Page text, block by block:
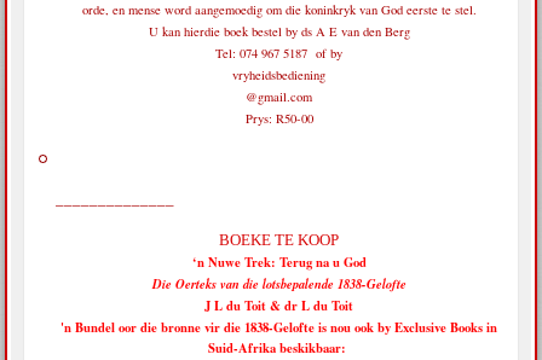
orde, en mense word aangemoedig om die koninkryk van God eerste te stel.
U kan hierdie boek bestel by ds A E van den Berg
Tel: 074 967 5187 of by
vryheidsbediening
@gmail.com
Prys: R50-00
BOEKE TE KOOP
‘n Nuwe Trek: Terug na u God
Die Oerteks van die lotsbepalende 1838-Gelofte
J L du Toit & dr L du Toit
'n Bundel oor die bronne vir die 1838-Gelofte is nou ook by Exclusive Books in
Suid-Afrika beskikbaar: